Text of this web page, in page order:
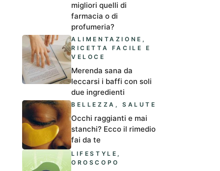
migliori quelli di
farmacia o di
profumeria?
ALIMENTAZIONE ,
RICETTA FACILE E
VELOCE
Merenda sana da
leccarsi i baffi con soli
due ingredienti
BELLEZZA ,SALUTE
Occhi raggianti e mai
stanchi? Ecco il rimedio
fai da te
LIFESTYLE ,
OROSCOPO